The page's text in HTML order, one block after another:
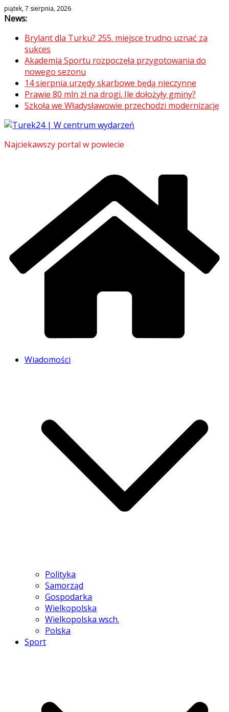
Skip
to
piątek, 7 sierpnia, 2026
News:
Brylant dla Turku? 255. miejsce trudno uznać za
sukces
Akademia Sportu rozpoczęła przygotowania do
nowego sezonu
14 sierpnia urzędy skarbowe będą nieczynne
Prawie 80 mln zł na drogi. Ile dołożyły gminy?
Szkoła we Władysławowie przechodzi modernizację
Najciekawszy portal w powiecie
Wiadomości
Polityka
Samorząd
Gospodarka
Wielkopolska
Wielkopolska wsch.
Polska
Sport